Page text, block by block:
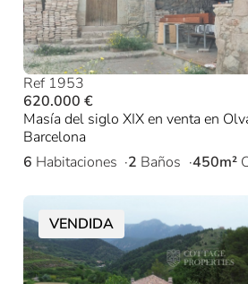
Ref 1953
620.000 €
Masía del siglo XIX en venta en
Barcelona
6 Habitaciones 2 Baños 450m²
VENDIDA